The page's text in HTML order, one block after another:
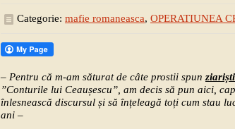
Categorie: mafie romaneasca, OPERATIUNEA
– Pentru că m-am săturat de câte prostii spun
”Conturile lui Ceaușescu”, am decis să pun aici,
înlesnească discursul și să înțeleagă toți cum stau
ani –